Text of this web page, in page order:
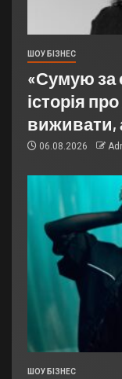
ШОУ БІЗНЕС
«Сумую за
історія
виживати,
06.08.2026
ШОУ БІЗНЕС